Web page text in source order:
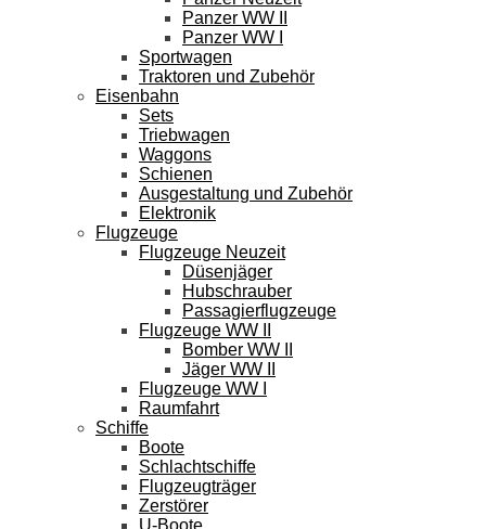
Panzer WW II
Panzer WW I
Sportwagen
Traktoren und Zubehör
Eisenbahn
Sets
Triebwagen
Waggons
Schienen
Ausgestaltung und Zubehör
Elektronik
Flugzeuge
Flugzeuge Neuzeit
Düsenjäger
Hubschrauber
Passagierflugzeuge
Flugzeuge WW II
Bomber WW II
Jäger WW II
Flugzeuge WW I
Raumfahrt
Schiffe
Boote
Schlachtschiffe
Flugzeugträger
Zerstörer
U-Boote